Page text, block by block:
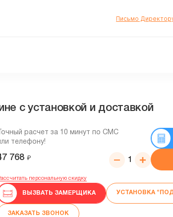
Письмо
с установкой и доставкой
Точный расчет за 10 минут по СМС
телефону!
768 ₽
персональную скидку
ВЫЗВАТЬ ЗАМЕРЩИКА УСТАНОВКА
ЗАКАЗАТЬ ЗВОНОК